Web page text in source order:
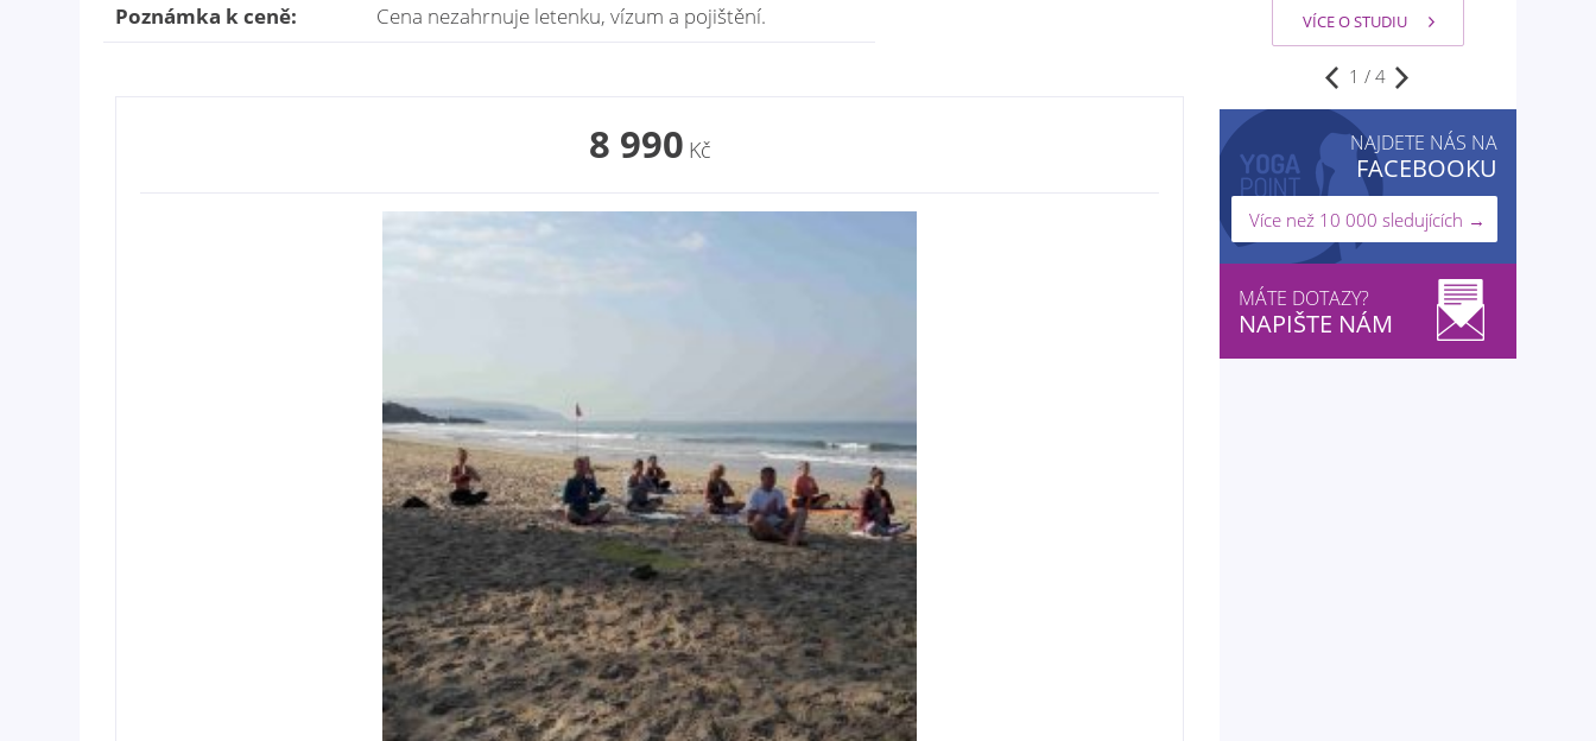
Poznámka k ceně:
Cena nezahrnuje letenku, vízum a pojištění.
8 990 Kč
VÍCE O STUDIU
2 / 4
NAJDETE NÁS NA
FACEBOOKU
Více než 10 000 sledujících →
MÁTE DOTAZY?
NAPIŠTE NÁM